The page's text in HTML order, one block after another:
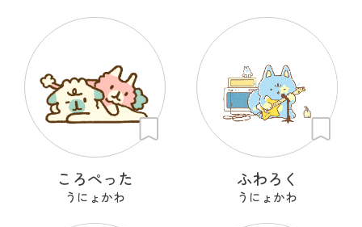
ころぺった
うにょかわ
ふわろく
うにょかわ